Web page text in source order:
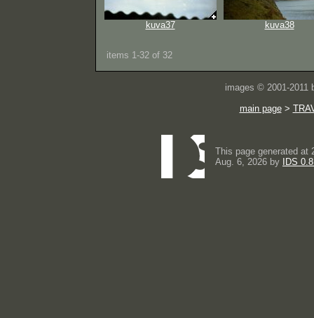
kuva37 kuva38
items 1-32 of 32
images © 2001-2011
main page>
This page generated at
Aug. 6, 2026 by
IDS